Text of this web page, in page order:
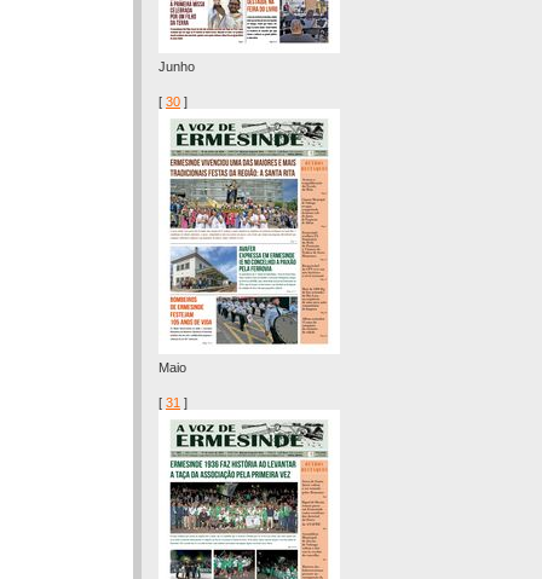
Junho
[ 30 ]
Maio
[ 31 ]